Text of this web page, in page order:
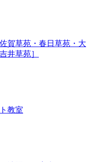
賀草苑・春日草苑・大
井草苑］
教室